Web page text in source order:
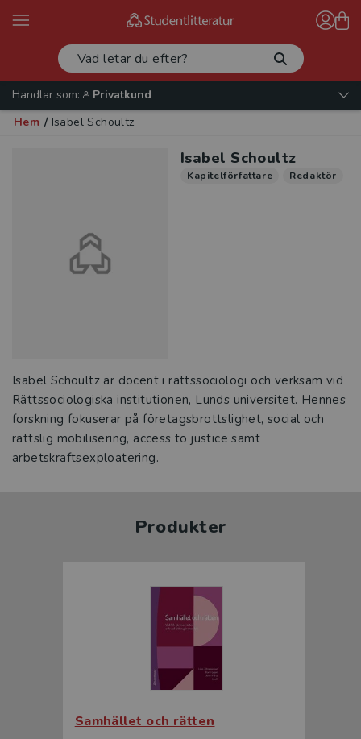
Handlar som:
Privatkund
Hem / Isabel Schoultz
Isabel Schoultz
Kapitelförfattare Redaktör
Isabel Schoultz är docent i rättssociologi och verksam vid
Rättssociologiska institutionen, Lunds universitet. Hennes
forskning fokuserar på företagsbrottslighet, social och
rättslig mobilisering, access to justice samt
arbetskraftsexploatering.
Produkter
Samhället och rätten